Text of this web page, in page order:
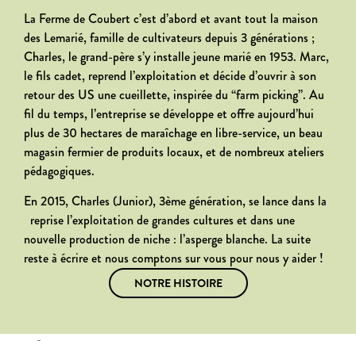
La Ferme de Coubert c’est d’abord et avant tout la maison
des Lemarié, famille de cultivateurs depuis 3 générations ;
Charles, le grand-père s’y installe jeune marié en 1953. Marc,
le fils cadet, reprend l’exploitation et décide d’ouvrir à son
retour des US une cueillette, inspirée du “farm picking”. Au
fil du temps, l’entreprise se développe et offre aujourd’hui
plus de 30 hectares de maraîchage en libre-service, un beau
magasin fermier de produits locaux, et de nombreux ateliers
pédagogiques.
En 2015, Charles (Junior), 3ème génération, se lance dans la
reprise l’exploitation de grandes cultures et dans une
nouvelle production de niche : l’asperge blanche. La suite
reste à écrire et nous comptons sur vous pour nous y aider !
NOTRE HISTOIRE